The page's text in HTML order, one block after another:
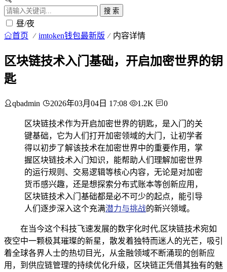
搜 索
昼/夜
首页 imtoken钱包最新版 内容详情
区块链技术入门基础，开启加密世界的钥
匙
qbadmin 2026年03月04日 17:08 1.2K 0
区块链技术作为开启加密世界的钥匙，是入门的关
键基础，它为人们打开加密领域的大门，让初学者
得以初步了解该技术在加密世界中的重要作用，掌
握区块链技术入门知识，能帮助人们理解加密世界
的运行规则、交易逻辑等核心内容，无论是对加密
货币感兴趣，还是想探索分布式账本等创新应用，
区块链技术入门基础都是必不可少的起点，能引导
人们逐步深入这个充满潜力与挑战的新兴领域。
在当今这个科技飞速发展的数字化时代,区块链技术宛如
夜空中一颗极其璀璨的新星，散发着独特而迷人的光芒，吸引
着全球各界人士的热切目光，从金融领域不断涌现的创新应
用，到供应链管理的持续优化升级，区块链正凭借其独有的魅